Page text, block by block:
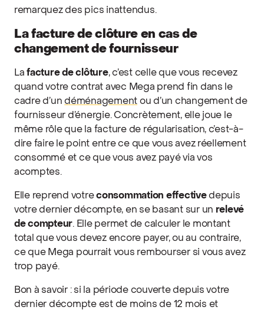
remarquez des pics inattendus.
La facture de clôture en cas de
changement de fournisseur
Lafacture de clôture, c’est celle que vous recevez
quand votre contrat avec Mega prend fin dans le
cadre d’undéménagement ou d’un changement de
fournisseur d’énergie. Concrètement, elle joue le
même rôle que la facture de régularisation, c’est-à-
dire faire le point entre ce que vous avez réellement
consommé et ce que vous avez payé via vos
acomptes.
Elle reprend votreconsommation effectivedepuis
votre dernier décompte, en se basant sur un relevé
de compteur. Elle permet de calculer le montant
total que vous devez encore payer, ou au contraire,
ce que Mega pourrait vous rembourser si vous avez
trop payé.
Bon à savoir : si la période couverte depuis votre
dernier décompte est de moins de 12 mois et